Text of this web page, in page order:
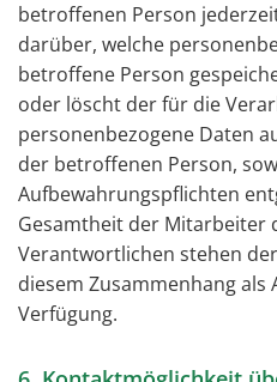
betroffenen Person
darüber, welche
betroffene Person
oder löscht der für die
personenbezogene Daten
der betroffenen Person,
Aufbewahrungspflichten
Gesamtheit der Mitarbeiter
Verantwortlichen stehen
diesem Zusammenhang
Verfügung.